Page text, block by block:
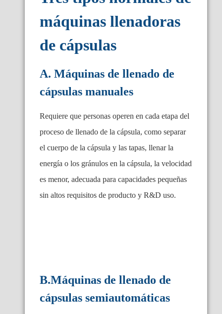
máquinas llenadoras
de cápsulas
A. Máquinas de llenado de
cápsulas manuales
Requiere que personas operen en cada etapa del
proceso de llenado de la cápsula, como separar
el cuerpo de la cápsula y las tapas, llenar la
energía o los gránulos en la cápsula, la velocidad
es menor, adecuada para capacidades pequeñas
sin altos requisitos de producto y R&D uso.
B.Máquinas de llenado de
cápsulas semiautomáticas